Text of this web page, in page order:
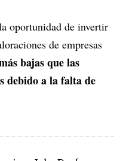
oportunidad de invertir
de empresas
bajas que las
debido a la falta de